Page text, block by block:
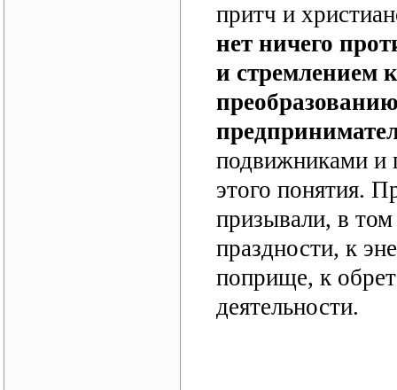
притч и
нет ничего
и стремлением
подвижниками и
этого понятия.
призывали, в том
праздности, к
поприще, к
деятельности.